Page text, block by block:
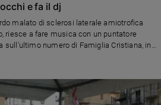
e fa il dj
malato di sclerosi laterale amiotrofica
riesce a fare musica con un puntatore
sull'ultimo numero di Famiglia Cristiana, in